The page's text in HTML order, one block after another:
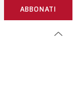
ABBONATI